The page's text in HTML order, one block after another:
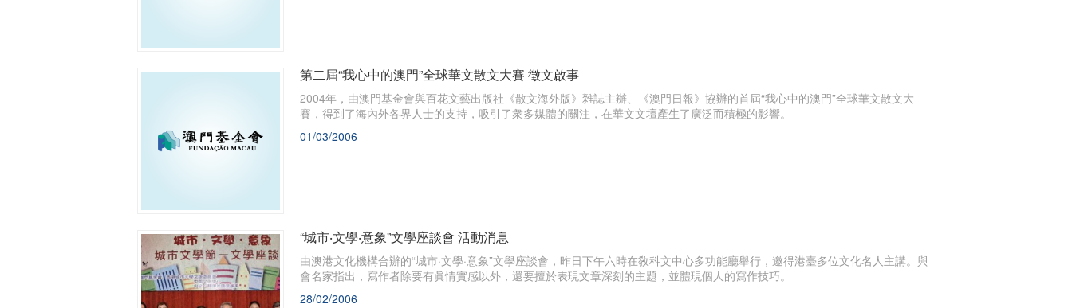
第二屆“我心中的澳門”全球華文散文大賽 徵文啟事
2004年，由澳門基金會與百花文藝出版社《散文海外版》雜誌主辦、《澳門日報》協辦的首屆“我心中的澳門”全球華文散文大
賽，得到了海內外各界人士的支持，吸引了衆多媒體的關注，在華文文壇產生了廣泛而積極的影響。
01/03/2006
“城市‧文學‧意象”文學座談會 活動消息
由澳港文化機構合辦的“城市·文學·意象”文學座談會，昨日下午六時在敎科文中心多功能廳舉行，邀得港臺多位文化名人主講。與
會名家指出，寫作者除要有眞情實感以外，還要擅於表現文章深刻的主題，並體現個人的寫作技巧。
28/02/2006